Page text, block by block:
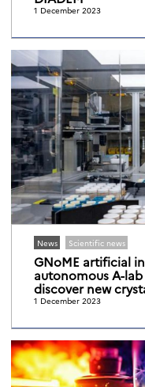
1 December 2023
News Scientific news
GNoME artificial
autonomous A-
discover new
1 December 2023